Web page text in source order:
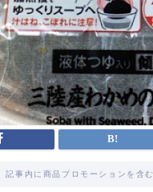
記事内に商品プロモーションを含